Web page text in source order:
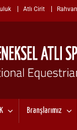
Atlı Cirit
Branşlarımız